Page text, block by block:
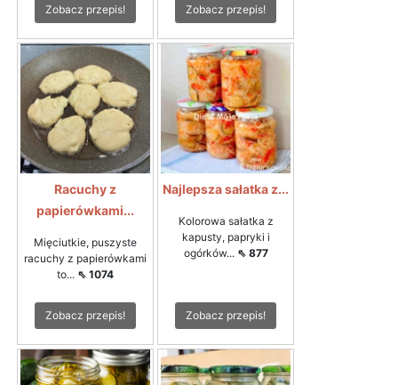
Zobacz przepis! Zobacz przepis!
Racuchy z
papierówkami...
Mięciutkie, puszyste
racuchy z papierówkami
to... ⇖ 1074
Zobacz przepis!
Najlepsza sałatka z...
Kolorowa sałatka z
kapusty, papryki i
ogórków... ⇖ 877
Zobacz przepis!